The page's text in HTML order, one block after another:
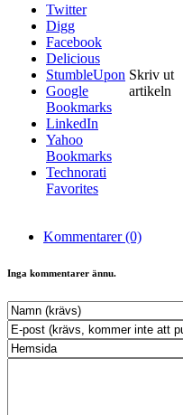
Twitter
Digg
Facebook
Delicious
StumbleUpon
Google
Bookmarks
LinkedIn
Yahoo
Bookmarks
Technorati
Favorites
Skriv ut
artikeln
Kommentarer (0)
Inga kommentarer ännu.